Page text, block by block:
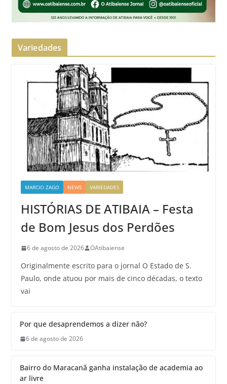
Variedades
MARCIO ZAGO NEWS VARIEDADES
HISTÓRIAS DE ATIBAIA – Festa
de Bom Jesus dos Perdões
6 de agosto de 2026 OAtibaiense
Originalmente escrito para o jornal O Estado de S.
Paulo, onde atuou por mais de cinco décadas, o texto
vai
Por que desaprendemos a dizer não?
6 de agosto de 2026
Bairro do Maracanã ganha instalação de academia ao
ar livre